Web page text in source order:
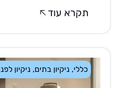
תקרא עוד
ניקיון בתים,ניקיון לפני אכלוס,